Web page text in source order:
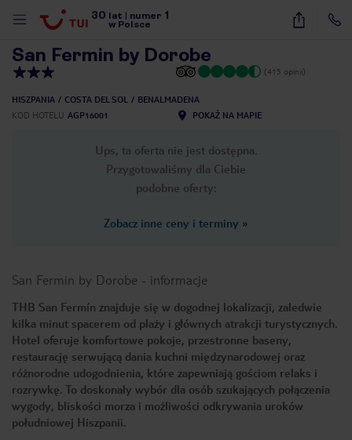
30 lat numer 1
w Polsce
32
San Fermin by Dorobe
(415 opinii)
HISZPANIA COSTA DEL SOL
BENALMADENA
KOD HOTELU AGP16001 POKAŻ NA MAPIE
Ups, ta oferta nie jest dostępna.
Przygotowaliśmy dla Ciebie
podobne oferty:
Zobacz inne ceny i terminy »
San Fermin by Dorobe - informacje
THB San Fermín znajduje się w dogodnej lokalizacji, zaledwie
kilka minut spacerem od plaży i głównych atrakcji turystycznych.
Hotel oferuje komfortowe pokoje, przestronne baseny,
restaurację serwującą dania kuchni międzynarodowej oraz
różnorodne udogodnienia, które zapewniają gościom relaks i
rozrywkę. To doskonały wybór dla osób szukających połączenia
wygody, bliskości morza i możliwości odkrywania uroków
południowej Hiszpanii.